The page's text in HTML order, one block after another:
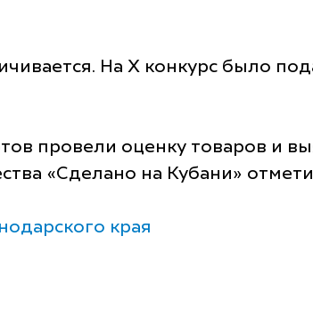
На X конкурс было
провели оценку товаров и
«Сделано на Кубани»
края